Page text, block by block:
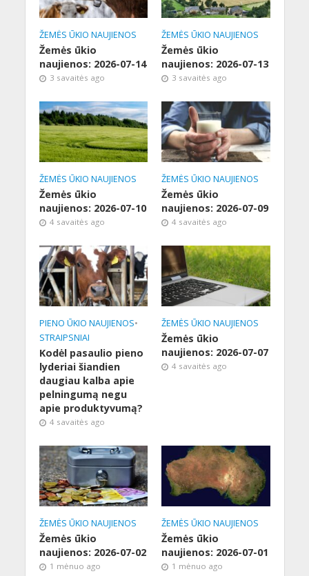
ŽEMĖS ŪKIO NAUJIENOS
Žemės ūkio
naujienos: 2026-07-14
3 savaitės ago
ŽEMĖS ŪKIO NAUJIENOS
Žemės ūkio
naujienos: 2026-07-13
3 savaitės ago
ŽEMĖS ŪKIO NAUJIENOS
Žemės ūkio
naujienos: 2026-07-10
4 savaitės ago
ŽEMĖS ŪKIO NAUJIENOS
Žemės ūkio
naujienos: 2026-07-09
4 savaitės ago
PIENO ŪKIO NAUJIENOS•
STRAIPSNIAI
Kodėl pasaulio pieno
lyderiai šiandien
daugiau kalba apie
pelningumą negu
apie produktyvumą?
4 savaitės ago
ŽEMĖS ŪKIO NAUJIENOS
Žemės ūkio
naujienos: 2026-07-07
4 savaitės ago
ŽEMĖS ŪKIO NAUJIENOS
Žemės ūkio
naujienos: 2026-07-02
1 mėnuo ago
ŽEMĖS ŪKIO NAUJIENOS
Žemės ūkio
naujienos: 2026-07-01
1 mėnuo ago